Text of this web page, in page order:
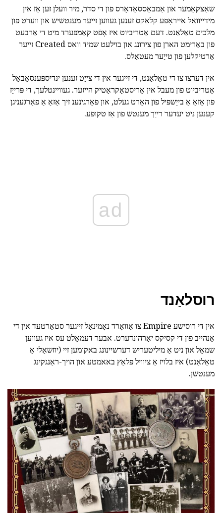
שאַצקאַמער און אַמבאַססאַדאָרס פון די סדר, מיר וועלן זען אַז אין
מידייוואַל אייראָפּע קלאַקס זענען געווען זייער מענטשיש און ווערט פון
מלכים טאַלאַנט. דעם אַטריביוט איז אָפֿט קאַמפּערד מיט די אַרבעט
פון באַרימט הארן פון צירונג און בוילעט שמיד וואס Created זייער
אַרטיקלען פון טייַער מעטאַלס.
אין דערצו צו די טאַלאַנט, די זייגער אין די צייַט זענען ינדיספּענסאַבאַל
אַטריביוט פון מעבל אין אַריסטאָקראַטיק הייזער. געוויינטלעך, די פּרייַז
פון אַזאַ אַ בייַשפּיל פון האַרט געלט, און פאַרגינענ זיך אַזאַ אַ פאַרגעניגן
קענען ניט יעדער רייַך מענטש פון אַז טקופע.
ad
רוסלאַנד
אין די רוסישע Empire צו אַוואָרד נאָמינאַל זייגער סטאַרטעד אין די
אָנהייב פון די קסיקס יאָרהונדערט. אבער דעמאָלט עס איז געווען
שמאָל און ניט אַ מיליטעריש דערשיינונג באקומען זיי (יוזשאַלי אַ
טאַלאַנט) איז בלויז אַ ציוויל פּלאַץ באאמטע און הויך-ראַנגקינג
מענטשן.